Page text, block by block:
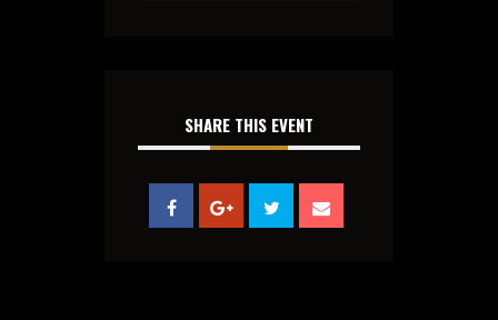
SHARE THIS EVENT